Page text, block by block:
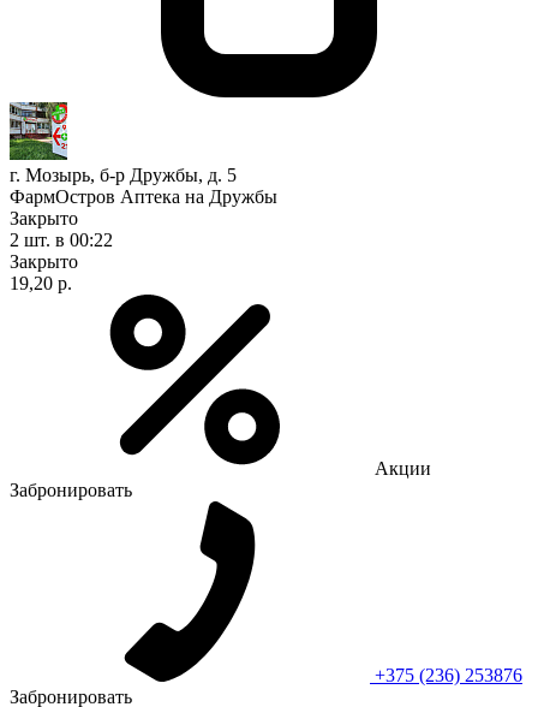
г. Мозырь, б-р Дружбы, д. 5
ФармОстров Аптека на Дружбы
Закрыто
2 шт. в 00:22
Закрыто
19,20 р.
Акции
Забронировать
+375 (236) 253876
Забронировать